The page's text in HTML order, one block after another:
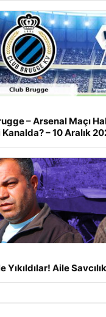
– Arsenal Maçı
– 10 Aralık
Aile